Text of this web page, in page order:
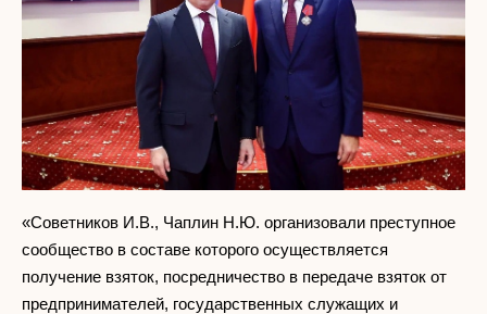
«Советников И.В., Чаплин Н.Ю. организовали преступное
сообщество в составе которого осуществляется
получение взяток, посредничество в передаче взяток от
предпринимателей, государственных служащих и